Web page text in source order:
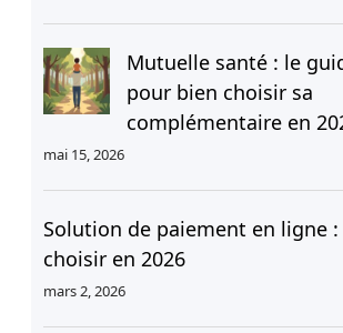
Mutuelle santé : le
pour bien choisir sa
complémentaire en
mai 15, 2026
Solution de paiement en ligne
choisir en 2026
mars 2, 2026